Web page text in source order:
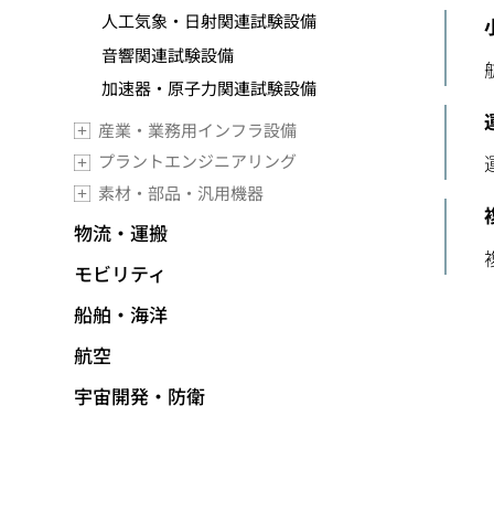
人工気象・日射関連試験設備
音響関連試験設備
加速器・原子力関連試験設備
産業・業務用インフラ設備
プラントエンジニアリング
素材・部品・汎用機器
物流・運搬
モビリティ
船舶・海洋
航空
宇宙開発・防衛